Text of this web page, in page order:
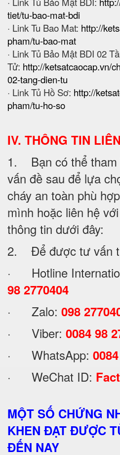
tiet/tu-bao-mat-bdi
· Link Tu Bao Mat: http://
pham/tu-bao-mat
· Link Tủ Bảo Mật BDI 02
Tử: http://ketsatcaocap.vn/
02-tang-dien-tu
· Link Tủ Hồ Sơ: http://
pham/tu-ho-so
IV. THÔNG TIN
1. Bạn có thể tham
vấn đề sau để lựa
cháy an toàn phù
mình hoặc liên hệ
thông tin dưới đây:
2. Để được tư vấn
· Hotline
98 2770404
· Zalo: 098
· Viber: 0084 98
· WhatsApp:
· WeChat ID:
MỘT SỐ CHỨNG
KHEN ĐẠT ĐƯỢC
ĐẾN NAY